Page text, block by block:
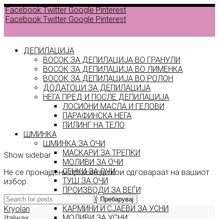
Facebook Twitter Google Pinterest
Facebook Twitter Google Pinterest
ДЕПИЛАЦИЈА
ВОСОК ЗА ДЕПИЛАЦИЈА ВО ГРАНУЛИ
ВОСОК ЗА ДЕПИЛАЦИЈА ВО ЛИМЕНКА
ВОСОК ЗА ДЕПИЛАЦИЈА ВО РОЛОН
ДОДАТОЦИ ЗА ДЕПИЛАЦИЈА
НЕГА ПРЕД И ПОСЛЕ ДЕПИЛАЦИЈА
ЛОСИОНИ МАСЛА И ГЕЛОВИ
ПАРАФИНСКА НЕГА
ПИЛИНГ НА ТЕЛО
ШМИНКА
ШМИНКА ЗА ОЧИ
МАСКАРИ ЗА ТРЕПКИ
МОЛИВИ ЗА ОЧИ
СЕНКИ ЗА ОЧИ
ТУШ ЗА ОЧИ
ПРОИЗВОДИ ЗА ВЕЃИ
ШМИНКА ЗА УСНИ
КАРМИНИ И СЈАЕВИ ЗА УСНИ
products
girl
Show sidebar
Не се пронајдени производи кои одговараат на вашиот
избор.
Пребарувај
Kryolan